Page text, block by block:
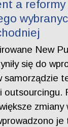
a reformy
New
się do
samorządzie
outsourcingu.
zmiany
je